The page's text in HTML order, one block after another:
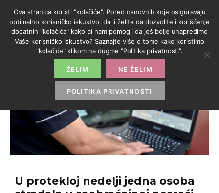
U protekloj nedelji jedna osoba
Ova stranica koristi "kolačiće". Pored osnovnih koje osiguravaju
optimalno korisničko iskustvo, da li želite da dozvolite i korišćenje
dodatnih "kolačića" kako bi nam pomogli da još bolje unapredimo
Vaše korisničko iskustvo? Saznajte više o tome kako koristimo
"kolačiće" klikom na dugme "Politika privatnosti".
ŽELIM NE ŽELIM
POLITIKA PRIVATNOSTI